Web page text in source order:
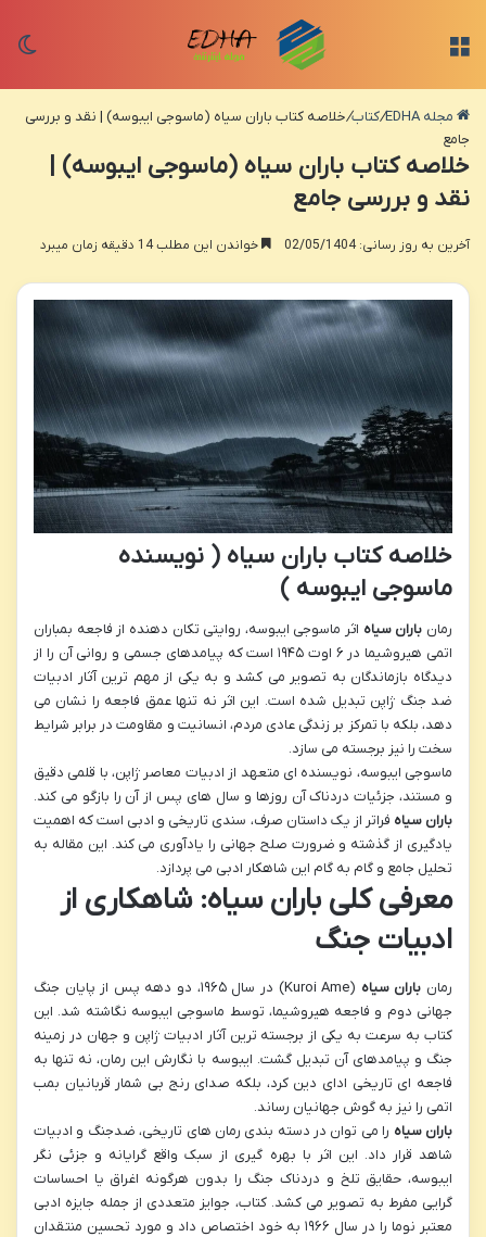
مجله EDHA /کتاب/خلاصه کتاب باران سیاه (ماسوجی ایبوسه) | نقد و بررسی
جامع
خلاصه کتاب باران سیاه (ماسوجی ایبوسه) |
نقد و بررسی جامع
آخرین به روز رسانی: 02/05/1404 خواندن این مطلب 14 دقیقه زمان میبرد
خلاصه کتاب باران سیاه ( نویسنده
ماسوجی ایبوسه )
رمان باران سیاه اثر ماسوجی ایبوسه، روایتی تکان دهنده از فاجعه بمباران
اتمی هیروشیما در ۶ اوت ۱۹۴۵ است که پیامدهای جسمی و روانی آن را از
دیدگاه بازماندگان به تصویر می کشد و به یکی از مهم ترین آثار ادبیات
ضد جنگ ژاپن تبدیل شده است. این اثر نه تنها عمق فاجعه را نشان می
دهد، بلکه با تمرکز بر زندگی عادی مردم، انسانیت و مقاومت در برابر شرایط
سخت را نیز برجسته می سازد.
ماسوجی ایبوسه، نویسنده ای متعهد از ادبیات معاصر ژاپن، با قلمی دقیق
و مستند، جزئیات دردناک آن روزها و سال های پس از آن را بازگو می کند.
باران سیاه فراتر از یک داستان صرف، سندی تاریخی و ادبی است که اهمیت
یادگیری از گذشته و ضرورت صلح جهانی را یادآوری می کند. این مقاله به
تحلیل جامع و گام به گام این شاهکار ادبی می پردازد.
معرفی کلی باران سیاه: شاهکاری از
ادبیات جنگ
رمان باران سیاه
(Kuroi Ame) در سال ۱۹۶۵، دو دهه پس از پایان جنگ
جهانی دوم و فاجعه هیروشیما، توسط ماسوجی ایبوسه نگاشته شد. این
کتاب به سرعت به یکی از برجسته ترین آثار ادبیات ژاپن و جهان در زمینه
جنگ و پیامدهای آن تبدیل گشت. ایبوسه با نگارش این رمان، نه تنها به
فاجعه ای تاریخی ادای دین کرد، بلکه صدای رنج بی شمار قربانیان بمب
اتمی را نیز به گوش جهانیان رساند.
باران سیاه را می توان در دسته بندی رمان های تاریخی، ضدجنگ و ادبیات
شاهد قرار داد. این اثر با بهره گیری از سبک واقع گرایانه و جزئی نگر
ایبوسه، حقایق تلخ و دردناک جنگ را بدون هرگونه اغراق یا احساسات
گرایی مفرط به تصویر می کشد. کتاب، جوایز متعددی از جمله جایزه ادبی
معتبر نوما را در سال ۱۹۶۶ به خود اختصاص داد و مورد تحسین منتقدان